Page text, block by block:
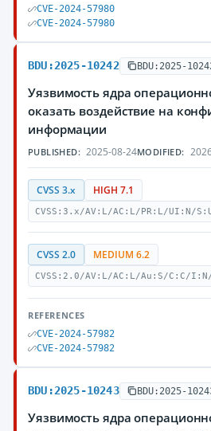
CVE-2024-57980
CVE-2024-57980
BDU:2025-10242 BDU:2025-
Уязвимость ядра
оказать воздействие на
информации
PUBLISHED: 2025-08-24MODIFIED:
CVSS 3.x HIGH 7.1
CVSS:3.x/AV:L/AC:L/PR:L/UI:N/
CVSS 2.0 MEDIUM 6.2
CVSS:2.0/AV:L/AC:L/Au:S/C:C/
REFERENCES
CVE-2024-57982
CVE-2024-57982
BDU:2025-10243 BDU:2025-
Уязвимость ядра